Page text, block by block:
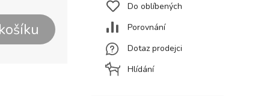
Do oblíbených
Porovnání
Dotaz prodejci
Hlídání